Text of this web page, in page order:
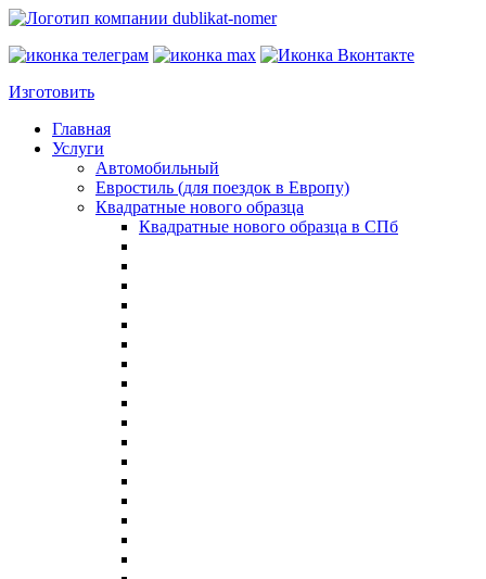
Изготовить
Главная
Услуги
Автомобильный
Евростиль (для поездок в Европу)
Квадратные нового образца
Квадратные нового образца в СПб